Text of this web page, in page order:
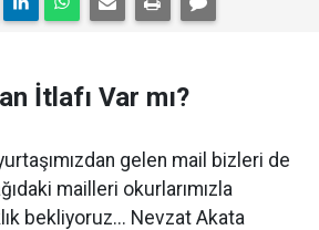
İtlafı Var mı?
gelen mail bizleri de
mailleri okurlarımızla
bekliyoruz... Nevzat Akata